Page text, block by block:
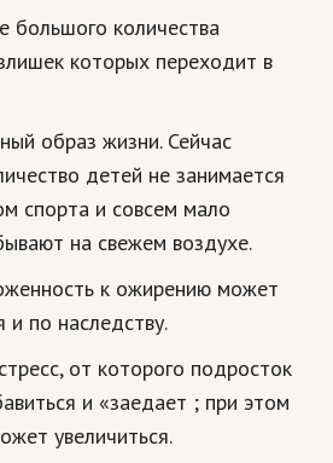
большого количества
которых переходит в
образ жизни. Сейчас
детей не занимается
спорта и совсем мало
на свежем воздухе.
к ожирению может
и по наследству.
от которого подросток
и «заедает ; при этом
увеличиться.